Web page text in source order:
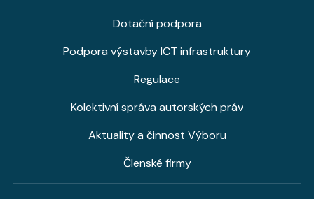
Dotační podpora
Podpora výstavby ICT infrastruktury
Regulace
Kolektivní správa autorských práv
Aktuality a činnost Výboru
Členské firmy